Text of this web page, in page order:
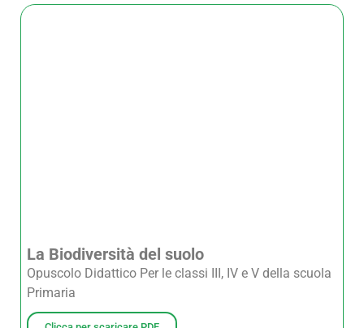
La Biodiversità del suolo
Opuscolo Didattico Per le classi III, IV e V della scuola
Primaria